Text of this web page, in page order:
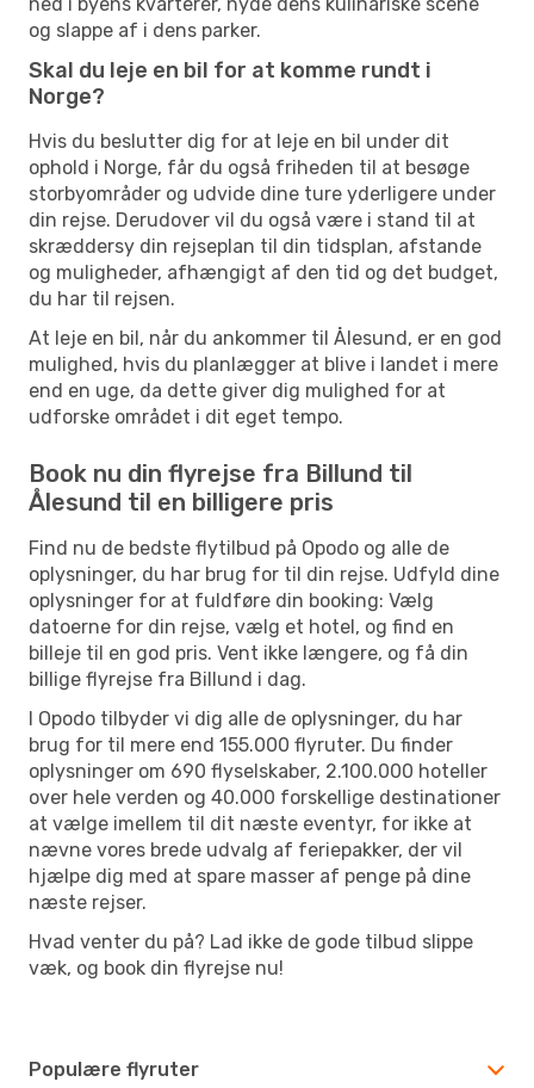
og slappe af i dens parker.
Skal du leje en bil for at komme rundt i
Norge?
Hvis du beslutter dig for at leje en bil under dit
ophold i Norge, får du også friheden til at besøge
storbyområder og udvide dine ture yderligere under
din rejse. Derudover vil du også være i stand til at
skræddersy din rejseplan til din tidsplan, afstande
og muligheder, afhængigt af den tid og det budget,
du har til rejsen.
At leje en bil, når du ankommer til Ålesund, er en god
mulighed, hvis du planlægger at blive i landet i mere
end en uge, da dette giver dig mulighed for at
udforske området i dit eget tempo.
Book nu din flyrejse fra Billund til
Ålesund til en billigere pris
Find nu de bedste flytilbud på Opodo og alle de
oplysninger, du har brug for til din rejse. Udfyld dine
oplysninger for at fuldføre din booking: Vælg
datoerne for din rejse, vælg et hotel, og find en
billeje til en god pris. Vent ikke længere, og få din
billige flyrejse fra Billund i dag.
I Opodo tilbyder vi dig alle de oplysninger, du har
brug for til mere end 155.000 flyruter. Du finder
oplysninger om 690 flyselskaber, 2.100.000 hoteller
over hele verden og 40.000 forskellige destinationer
at vælge imellem til dit næste eventyr, for ikke at
nævne vores brede udvalg af feriepakker, der vil
hjælpe dig med at spare masser af penge på dine
næste rejser.
Hvad venter du på? Lad ikke de gode tilbud slippe
væk, og book din flyrejse nu!
Populære flyruter